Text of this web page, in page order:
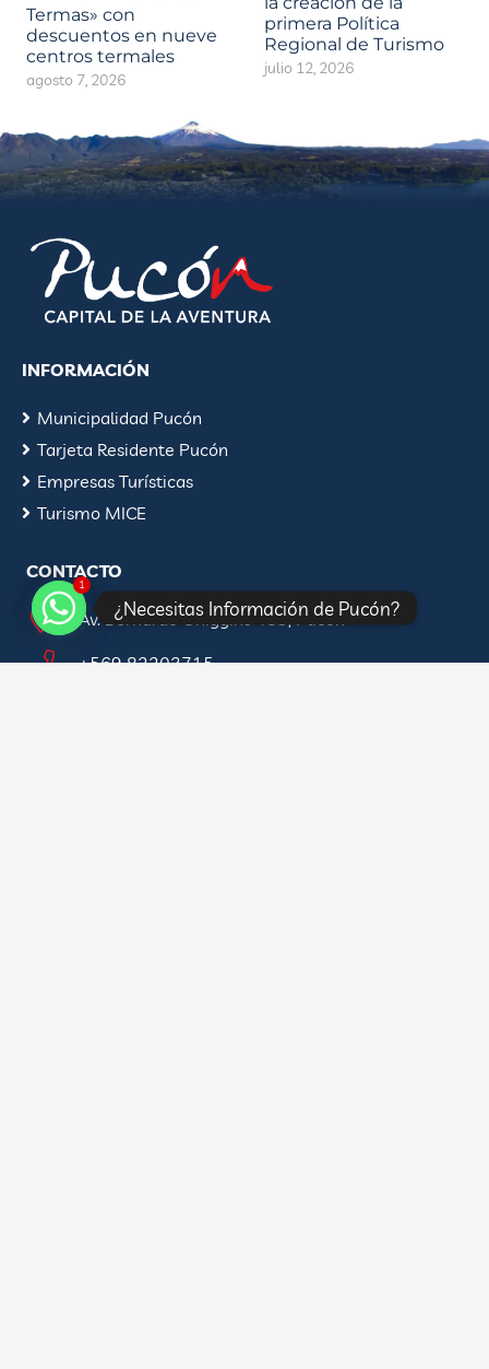
Termas» con
descuentos en nueve
centros termales
agosto 7, 2026
primera Política
Regional de Turismo
julio 12, 2026
INFORMACIÓN
Municipalidad Pucón
Tarjeta Residente Pucón
Empresas Turísticas
Turismo MICE
CONTACTO
Av. Bernardo Ohiggins 483, Pucón
+569 82203715
1
¿Necesitas Información de Pucón?